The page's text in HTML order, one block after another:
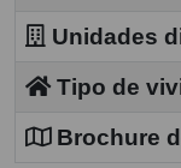
Unidades
Tipo de
Brochure